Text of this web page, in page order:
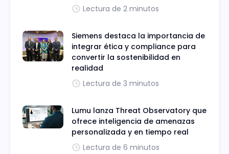
Lectura de 2 minutos
Siemens destaca la importancia de
integrar ética y compliance para
convertir la sostenibilidad en
realidad
Lectura de 3 minutos
Lumu lanza Threat Observatory que
ofrece inteligencia de amenazas
personalizada y en tiempo real
Lectura de 6 minutos